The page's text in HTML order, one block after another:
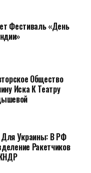
Фестиваль «День
Общество
Иска К Театру
Для Украины: В РФ
Ракетчиков